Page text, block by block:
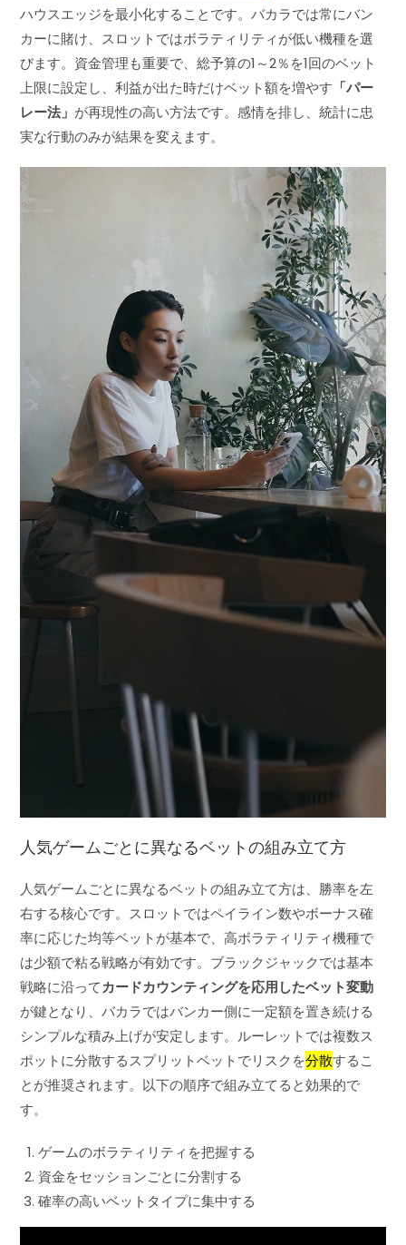
ハウスエッジを最小化することです。バカラでは常にバン
カーに賭け、スロットではボラティリティが低い機種を選
びます。資金管理も重要で、総予算の1～2％を1回のベット
上限に設定し、利益が出た時だけベット額を増やす 「パー
レー法」 が再現性の高い方法です。感情を排し、統計に忠
実な行動のみが結果を変えます。
人気ゲームごとに異なるベットの組み立て方
人気ゲームごとに異なるベットの組み立て方は、勝率を左
右する核心です。スロットではペイライン数やボーナス確
率に応じた均等ベットが基本で、高ボラティリティ機種で
は少額で粘る戦略が有効です。ブラックジャックでは基本
戦略に沿ってカードカウンティングを応用したベット変動
が鍵となり、バカラではバンカー側に一定額を置き続ける
シンプルな積み上げが安定します。ルーレットでは複数ス
ポットに分散するスプリットベットでリスクを分散するこ
とが推奨されます。以下の順序で組み立てると効果的で
す。
ゲームのボラティリティを把握する
資金をセッションごとに分割する
確率の高いベットタイプに集中する